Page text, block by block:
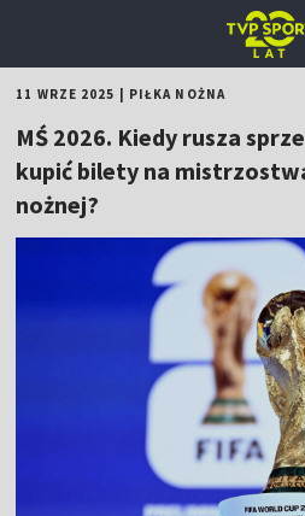
11 WRZE 2025 PIŁKA NOŻNA
MŚ 2026. Kiedy rusza
kupić bilety na
nożnej?